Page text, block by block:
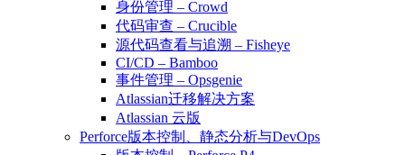
身份管理 – Crowd
代码审查 – Crucible
源代码查看与追溯 – Fisheye
CI/CD – Bamboo
事件管理 – Opsgenie
Atlassian迁移解决方案
Atlassian 云版
Perforce版本控制、静态分析与DevOps